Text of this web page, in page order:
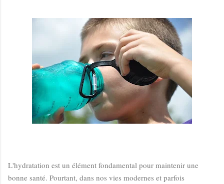
L'hydratation est un élément fondamental pour maintenir une
bonne santé. Pourtant, dans nos vies modernes et parfois